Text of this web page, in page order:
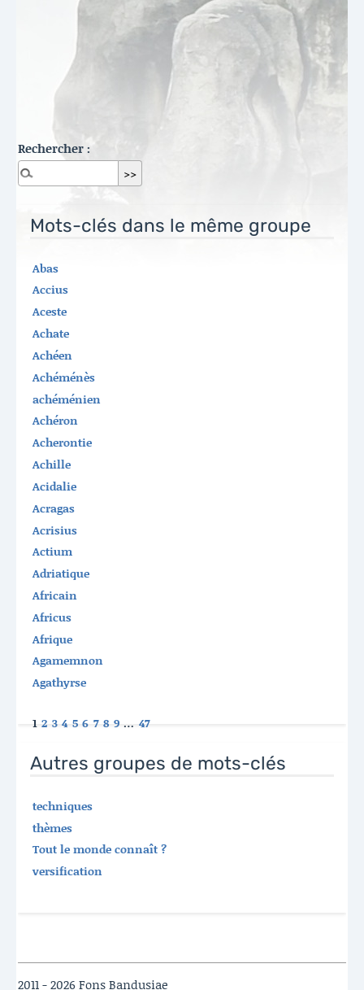
Rechercher :
Mots-clés dans le même groupe
Abas
Accius
Aceste
Achate
Achéen
Achéménès
achéménien
Achéron
Acherontie
Achille
Acidalie
Acragas
Acrisius
Actium
Adriatique
Africain
Africus
Afrique
Agamemnon
Agathyrse
1 2 3 4 5 6 7 8 9 … 47
Autres groupes de mots-clés
techniques
thèmes
Tout le monde connaît ?
versification
2011 - 2026 Fons Bandusiae